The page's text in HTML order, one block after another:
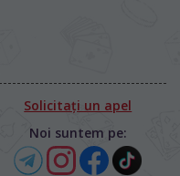
Solicitați un apel
Noi suntem pe: